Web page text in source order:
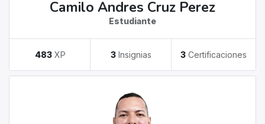
Camilo Andres Cruz Perez
Estudiante
483 XP 3 Insignias 3 Certificaciones